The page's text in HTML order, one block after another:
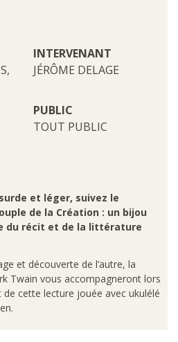
INTERVENANT
JÉRÔME DELAGE
PUBLIC
TOUT PUBLIC
et léger, suivez le
de la Création : un bijou
du récit et de la littérature
et découverte de l’autre, la
Twain vous accompagneront lors
de cette lecture jouée avec ukulélé